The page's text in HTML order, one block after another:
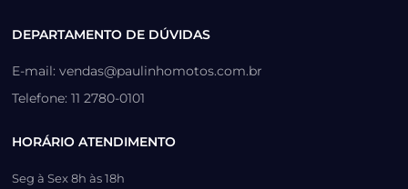
DEPARTAMENTO DE DÚVIDAS
E-mail: vendas@paulinhomotos.com.br
Telefone: 11 2780-0101
HORÁRIO ATENDIMENTO
Seg à Sex 8h às 18h